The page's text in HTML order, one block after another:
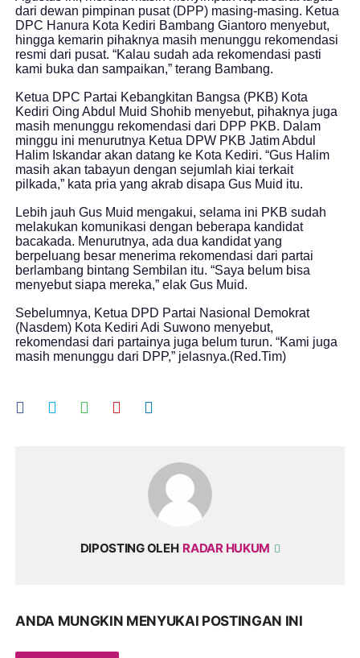
dari dewan pimpinan pusat (DPP) masing-masing. Ketua
DPC Hanura Kota Kediri Bambang Giantoro menyebut,
hingga kemarin pihaknya masih menunggu rekomendasi
resmi dari pusat. “Kalau sudah ada rekomendasi pasti
kami buka dan sampaikan,” terang Bambang.
Ketua DPC Partai Kebangkitan Bangsa (PKB) Kota
Kediri Oing Abdul Muid Shohib menyebut, pihaknya juga
masih menunggu rekomendasi dari DPP PKB. Dalam
minggu ini menurutnya Ketua DPW PKB Jatim Abdul
Halim Iskandar akan datang ke Kota Kediri. “Gus Halim
masih akan tabayun dengan sejumlah kiai terkait
pilkada,” kata pria yang akrab disapa Gus Muid itu.
Lebih jauh Gus Muid mengakui, selama ini PKB sudah
melakukan komunikasi dengan beberapa kandidat
bacakada. Menurutnya, ada dua kandidat yang
berpeluang besar menerima rekomendasi dari partai
berlambang bintang Sembilan itu. “Saya belum bisa
menyebut siapa mereka,” elak Gus Muid.
Sebelumnya, Ketua DPD Partai Nasional Demokrat
(Nasdem) Kota Kediri Adi Suwono menyebut,
rekomendasi dari partainya juga belum turun. “Kami juga
masih menunggu dari DPP,” jelasnya.(Red.Tim)
DIPOSTING OLEH RADAR HUKUM
ANDA MUNGKIN MENYUKAI POSTINGAN INI